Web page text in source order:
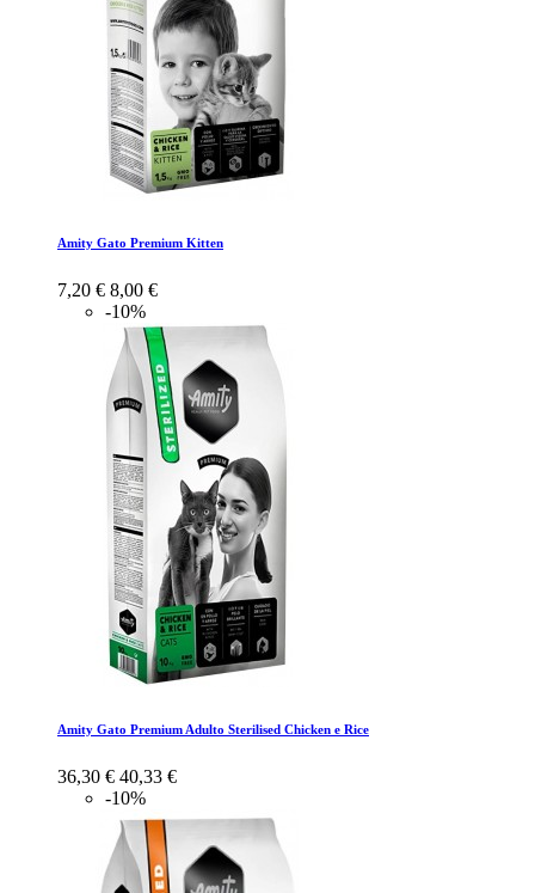
Amity Gato Premium Kitten
7,20 € 8,00 €
-10%
Amity Gato Premium Adulto Sterilised Chicken e Rice
36,30 € 40,33 €
-10%